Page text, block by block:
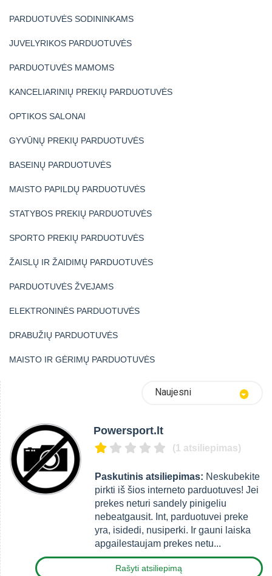
PARDUOTUVĖS SODININKAMS
JUVELYRIKOS PARDUOTUVĖS
PARDUOTUVĖS MAMOMS
KANCELIARINIŲ PREKIŲ PARDUOTUVĖS
OPTIKOS SALONAI
GYVŪNŲ PREKIŲ PARDUOTUVĖS
BASEINŲ PARDUOTUVĖS
MAISTO PAPILDŲ PARDUOTUVĖS
STATYBOS PREKIŲ PARDUOTUVĖS
SPORTO PREKIŲ PARDUOTUVĖS
ŽAISLŲ IR ŽAIDIMŲ PARDUOTUVĖS
PARDUOTUVĖS ŽVEJAMS
ELEKTRONINĖS PARDUOTUVĖS
DRABUŽIŲ PARDUOTUVĖS
MAISTO IR GĖRIMŲ PARDUOTUVĖS
Naujesni
Powersport.lt
(1 atsiliepimas)
Paskutinis atsiliepimas: Neskubekite
pirkti iš šios interneto parduotuves! Jei
prekes neturi sandely pinigeliu
nebeatgausit. Int, parduotuvei preke
yra, isidedi, nusiperki. Ir gauni laiska
apgailestaujam prekes netu...
Rašyti atsiliepimą